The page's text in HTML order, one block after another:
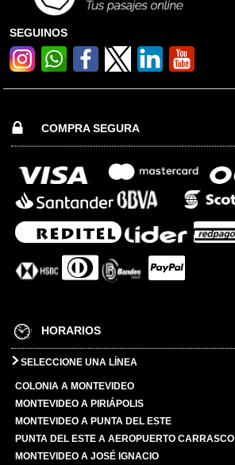
SEGUINOS
COMPRA SEGURA
HORARIOS
SELECCIONE UNA LÍNEA
COLONIA A MONTEVIDEO
MONTEVIDEO A PIRIÁPOLIS
MONTEVIDEO A PUNTA DEL ESTE
PUNTA DEL ESTE A AEROPUERTO CARRASCO
MONTEVIDEO A JOSÉ IGNACIO